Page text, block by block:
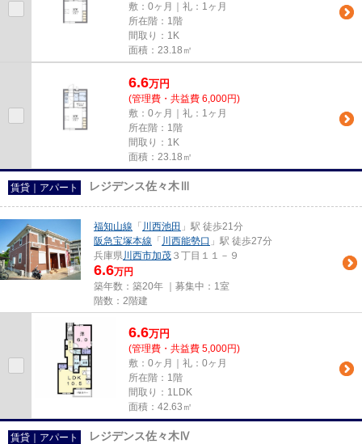
敷：0ヶ月｜礼：1ヶ月
所在階：1階
間取り：1K
面積：23.18㎡
6.6万円
(管理費・共益費 6,000円)
敷：0ヶ月｜礼：1ヶ月
所在階：1階
間取り：1K
面積：23.18㎡
賃貸｜アパート レジデンス佐々木Ⅲ
福知山線 「 川西池田 」駅 徒歩21分
阪急宝塚本線 「 川西能勢口 」駅 徒歩27分
兵庫県川西市加茂 ３丁目１１－９
6.6万円
築年数：築20年 ｜募集中： 1室
階数：2階建
6.6万円
(管理費・共益費 5,000円)
敷：0ヶ月｜礼：0ヶ月
所在階：1階
間取り：1LDK
面積：42.63㎡
賃貸｜アパート レジデンス佐々木Ⅳ